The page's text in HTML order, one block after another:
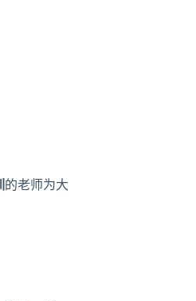
的老师为大